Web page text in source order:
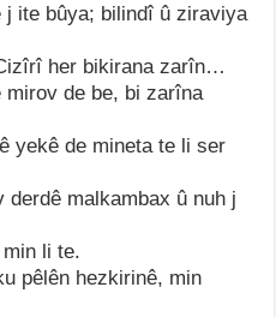
j ite bûya; bilindî û ziraviya
her bikirana zarîn…
mirov de be, bi zarîna
yekê de mineta te li ser
malkambax û nuh j
li te.
pêlên hezkirinê, min